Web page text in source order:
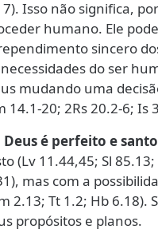
Isso não significa,
humano. Ele
sincero
do ser
mudando uma
14.1-20; 2Rs 20.2-6; Is
Deus é perfeito e santo
(Lv 11.44,45; Sl
mas com a
2.13; Tt 1.2; Hb 6.18).
propósitos e planos.